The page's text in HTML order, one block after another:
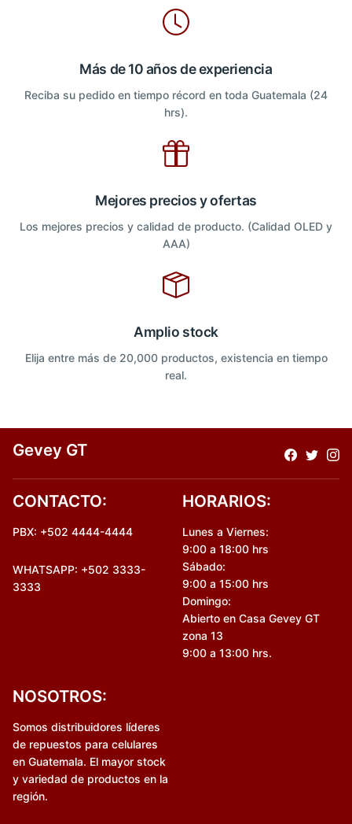
Más de 10 años de experiencia
Reciba su pedido en tiempo récord en toda Guatemala (24
hrs).
Mejores precios y ofertas
Los mejores precios y calidad de producto. (Calidad OLED y
AAA)
Amplio stock
Elija entre más de 20,000 productos, existencia en tiempo
real.
Gevey GT
CONTACTO:
PBX: +502 4444-4444
WHATSAPP: +502 3333-
3333
HORARIOS:
Lunes a Viernes:
9:00 a 18:00 hrs
Sábado:
9:00 a 15:00 hrs
Domingo:
Abierto en Casa Gevey GT
zona 13
9:00 a 13:00 hrs.
NOSOTROS:
Somos distribuidores líderes
de repuestos para celulares
en Guatemala. El mayor stock
y variedad de productos en la
región.